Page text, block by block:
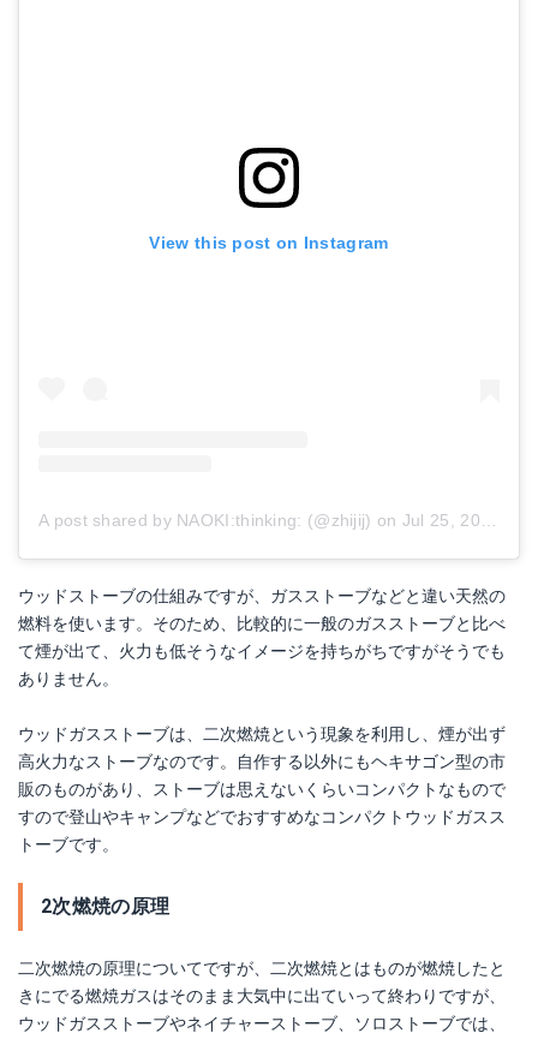
View this post on Instagram
A post shared by NAOKI:thinking: (@zhijij) on Jul 25, 2017 at 1:42am PDT
ウッドストーブの仕組みですが、ガスストーブなどと違い天然の
燃料を使います。そのため、比較的に一般のガスストーブと比べ
て煙が出て、火力も低そうなイメージを持ちがちですがそうでも
ありません。
ウッドガスストーブは、二次燃焼という現象を利用し、煙が出ず
高火力なストーブなのです。自作する以外にもヘキサゴン型の市
販のものがあり、ストーブは思えないくらいコンパクトなもので
すので登山やキャンプなどでおすすめなコンパクトウッドガスス
トーブです。
2次燃焼の原理
二次燃焼の原理についてですが、二次燃焼とはものが燃焼したと
きにでる燃焼ガスはそのまま大気中に出ていって終わりですが、
ウッドガスストーブやネイチャーストーブ、ソロストーブでは、